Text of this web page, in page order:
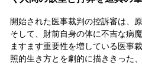
開始された医事裁判の控訴審は、
そして、財前自身の体に不吉な病
ますます重要性を増している医事
照的生き方とを劇的に描ききった